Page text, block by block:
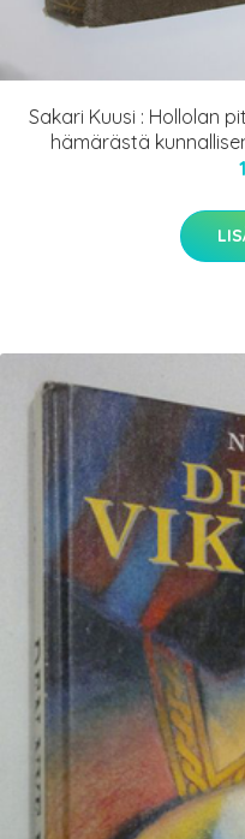
Sakari Kuusi : Hollolan
hämärästä